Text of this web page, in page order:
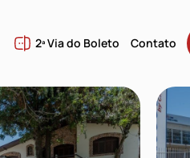
2ª Via do Boleto Contato